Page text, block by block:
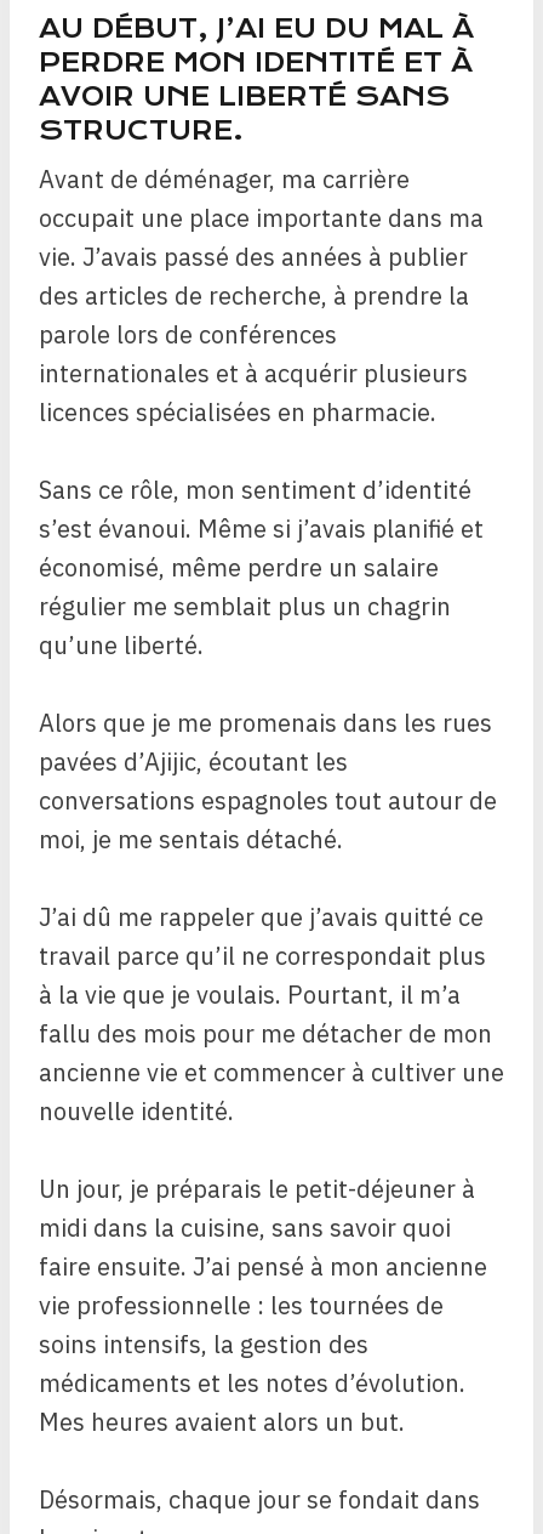
AU DÉBUT, J’AI EU DU MAL À
PERDRE MON IDENTITÉ ET À
AVOIR UNE LIBERTÉ SANS
STRUCTURE.
Avant de déménager, ma carrière
occupait une place importante dans ma
vie. J’avais passé des années à publier
des articles de recherche, à prendre la
parole lors de conférences
internationales et à acquérir plusieurs
licences spécialisées en pharmacie.
Sans ce rôle, mon sentiment d’identité
s’est évanoui. Même si j’avais planifié et
économisé, même perdre un salaire
régulier me semblait plus un chagrin
qu’une liberté.
Alors que je me promenais dans les rues
pavées d’Ajijic, écoutant les
conversations espagnoles tout autour de
moi, je me sentais détaché.
J’ai dû me rappeler que j’avais quitté ce
travail parce qu’il ne correspondait plus
à la vie que je voulais. Pourtant, il m’a
fallu des mois pour me détacher de mon
ancienne vie et commencer à cultiver une
nouvelle identité.
Un jour, je préparais le petit-déjeuner à
midi dans la cuisine, sans savoir quoi
faire ensuite. J’ai pensé à mon ancienne
vie professionnelle : les tournées de
soins intensifs, la gestion des
médicaments et les notes d’évolution.
Mes heures avaient alors un but.
Désormais, chaque jour se fondait dans